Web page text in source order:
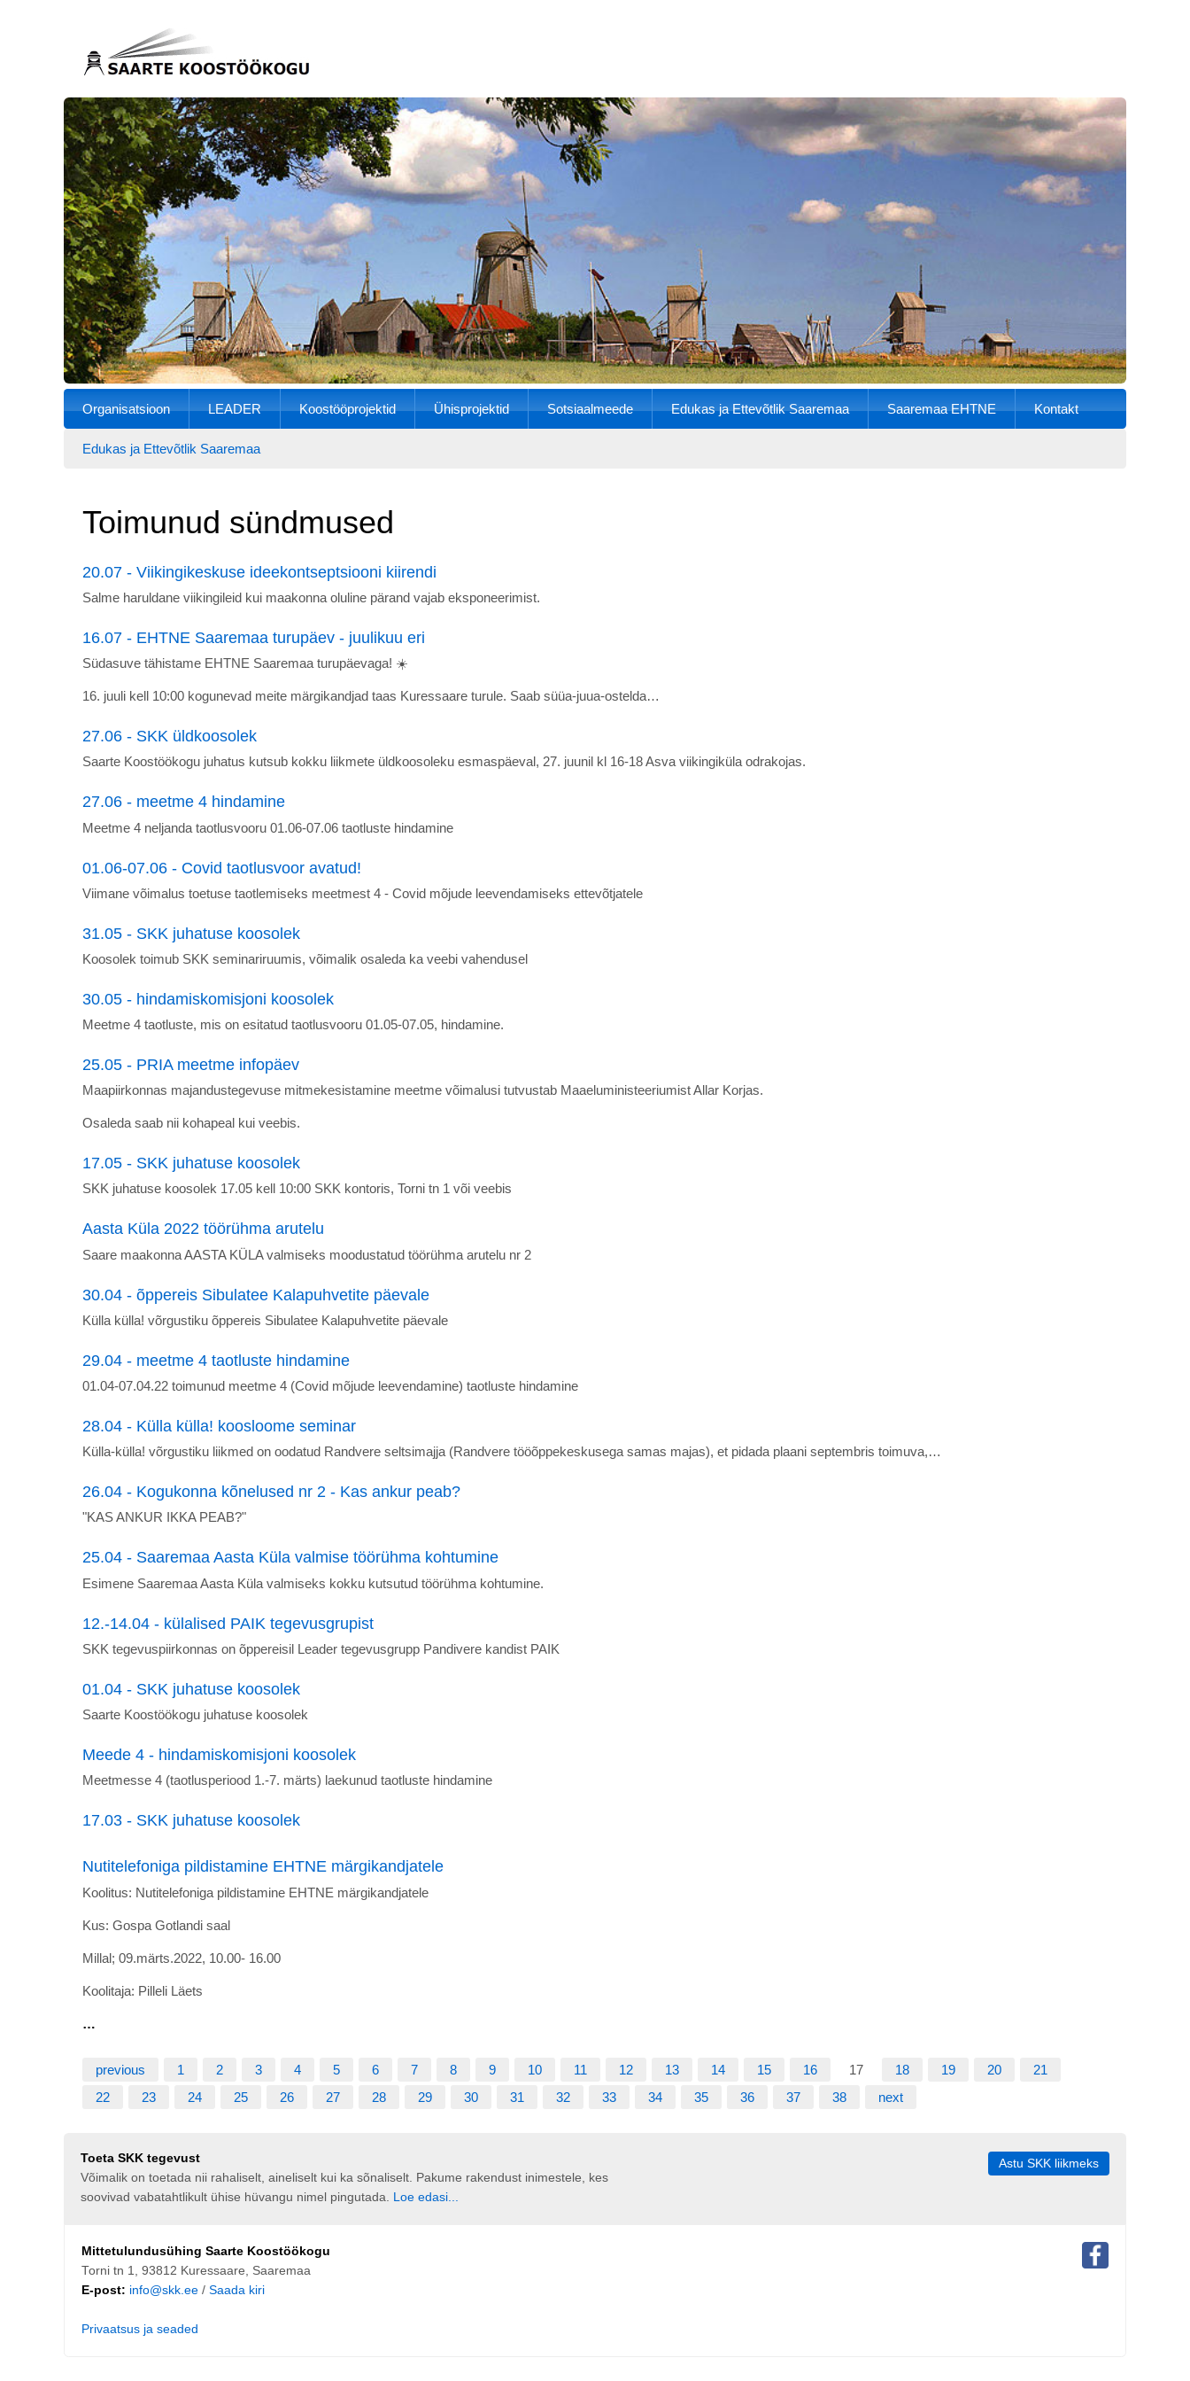
Organisatsioon LEADER Koostööprojektid Ühisprojektid Sotsiaalmeede Edukas ja Ettevõtlik Saaremaa Saaremaa EHTNE Kontakt
Edukas ja Ettevõtlik Saaremaa
Toimunud sündmused
20.07 - Viikingikeskuse ideekontseptsiooni kiirendi
Salme haruldane viikingileid kui maakonna oluline pärand vajab eksponeerimist.
16.07 - EHTNE Saaremaa turupäev - juulikuu eri
Südasuve tähistame EHTNE Saaremaa turupäevaga! ☀️
16. juuli kell 10:00 kogunevad meite märgikandjad taas Kuressaare turule. Saab süüa-juua-ostelda…
27.06 - SKK üldkoosolek
Saarte Koostöökogu juhatus kutsub kokku liikmete üldkoosoleku esmaspäeval, 27. juunil kl 16-18 Asva viikingiküla odrakojas.
27.06 - meetme 4 hindamine
Meetme 4 neljanda taotlusvooru 01.06-07.06 taotluste hindamine
01.06-07.06 - Covid taotlusvoor avatud!
Viimane võimalus toetuse taotlemiseks meetmest 4 - Covid mõjude leevendamiseks ettevõtjatele
31.05 - SKK juhatuse koosolek
Koosolek toimub SKK seminariruumis, võimalik osaleda ka veebi vahendusel
30.05 - hindamiskomisjoni koosolek
Meetme 4 taotluste, mis on esitatud taotlusvooru 01.05-07.05, hindamine.
25.05 - PRIA meetme infopäev
Maapiirkonnas majandustegevuse mitmekesistamine meetme võimalusi tutvustab Maaeluministeeriumist Allar Korjas.
Osaleda saab nii kohapeal kui veebis.
17.05 - SKK juhatuse koosolek
SKK juhatuse koosolek 17.05 kell 10:00 SKK kontoris, Torni tn 1 või veebis
Aasta Küla 2022 töörühma arutelu
Saare maakonna AASTA KÜLA valmiseks moodustatud töörühma arutelu nr 2
30.04 - õppereis Sibulatee Kalapuhvetite päevale
Külla külla! võrgustiku õppereis Sibulatee Kalapuhvetite päevale
29.04 - meetme 4 taotluste hindamine
01.04-07.04.22 toimunud meetme 4 (Covid mõjude leevendamine) taotluste hindamine
28.04 - Külla külla! koosloome seminar
Külla-külla! võrgustiku liikmed on oodatud Randvere seltsimajja (Randvere tööõppekeskusega samas majas), et pidada plaani septembris toimuva,…
26.04 - Kogukonna kõnelused nr 2 - Kas ankur peab?
"KAS ANKUR IKKA PEAB?"
25.04 - Saaremaa Aasta Küla valmise töörühma kohtumine
Esimene Saaremaa Aasta Küla valmiseks kokku kutsutud töörühma kohtumine.
12.-14.04 - külalised PAIK tegevusgrupist
SKK tegevuspiirkonnas on õppereisil Leader tegevusgrupp Pandivere kandist PAIK
01.04 - SKK juhatuse koosolek
Saarte Koostöökogu juhatuse koosolek
Meede 4 - hindamiskomisjoni koosolek
Meetmesse 4 (taotlusperiood 1.-7. märts) laekunud taotluste hindamine
17.03 - SKK juhatuse koosolek
Nutitelefoniga pildistamine EHTNE märgikandjatele
Koolitus: Nutitelefoniga pildistamine EHTNE märgikandjatele
Kus: Gospa Gotlandi saal
Millal; 09.märts.2022, 10.00- 16.00
Koolitaja: Pilleli Läets
…
previous 1 2 3 4 5 6 7 8 9 10 11 12 13 14 15 16 17 18 19 20
21
22
23 24 25 26 27 28 29 30 31 32 33 34 35 36 37 38 next
Toeta SKK tegevust
Võimalik on toetada nii rahaliselt, aineliselt kui ka sõnaliselt. Pakume rakendust inimestele, kes
soovivad vabatahtlikult ühise hüvangu nimel pingutada. Loe edasi...
Astu SKK liikmeks
Mittetulundusühing Saarte Koostöökogu
Torni tn 1, 93812 Kuressaare, Saaremaa
E-post: info@skk.ee/ Saada kiri
Privaatsus ja seaded